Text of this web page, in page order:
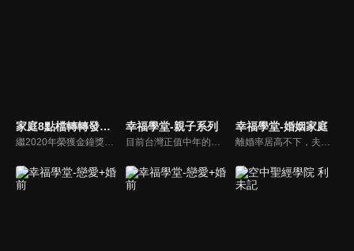
家庭8點檔轉轉發現愛
繼2020年榮獲金鐘獎「生活風格節目主持人獎」，2021年再度入圍，從真理出發的家庭談話性節目，針對現代婚姻家庭議題讓您輕鬆掌握關注方向。
幸福學堂-親子系列
目前台灣正值中年的父母，是經過努力且經歷經濟缺乏到富有的高教育水準一代，但又深受權威父母教育之苦。雖希望能成為子女可溝通的朋友，也愛之深地擔心孩子行為是屬正常或偏差？是父母反應過度嗎？或放著不管…萬一孩子變壞了怎麼辦？讓老師來解難題...
幸福學堂-婚姻家庭
離婚率居高不下，夫妻家庭生活水深火熱並且疲乏無力。台灣真愛家庭協會副理事長延玲珍/邱維超夫婦以過去多年帶領夫妻營會的經驗，將夫妻成長課程搬上螢幕供全球華人使用。